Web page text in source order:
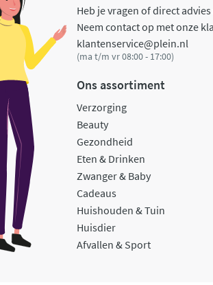
Heb je vragen of direct
Neem contact op met onze
klantenservice@plein.nl
(ma t/m vr 08:00 - 17:00)
Ons assortiment
Verzorging
Beauty
Gezondheid
Eten & Drinken
Zwanger & Baby
Cadeaus
Huishouden & Tuin
Huisdier
Afvallen & Sport